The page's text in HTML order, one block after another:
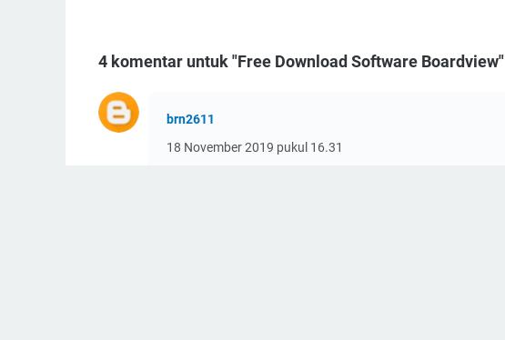
4 komentar untuk "Free Download Software Boardview"
brn2611
18 November 2019 pukul 16.31